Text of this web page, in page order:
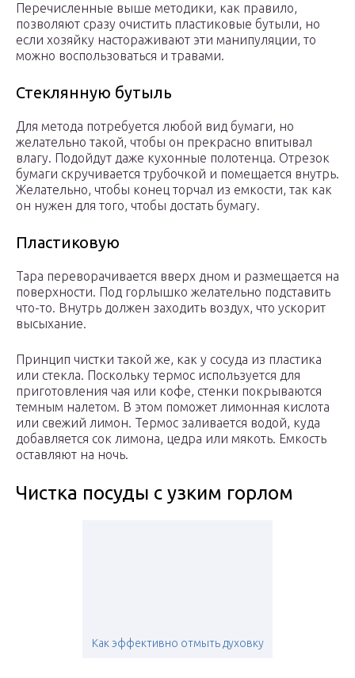
Перечисленные выше методики, как правило,
позволяют сразу очистить пластиковые бутыли, но
если хозяйку настораживают эти манипуляции, то
можно воспользоваться и травами.
Стеклянную бутыль
Для метода потребуется любой вид бумаги, но
желательно такой, чтобы он прекрасно впитывал
влагу. Подойдут даже кухонные полотенца. Отрезок
бумаги скручивается трубочкой и помещается внутрь.
Желательно, чтобы конец торчал из емкости, так как
он нужен для того, чтобы достать бумагу.
Пластиковую
Тара переворачивается вверх дном и размещается на
поверхности. Под горлышко желательно подставить
что-то. Внутрь должен заходить воздух, что ускорит
высыхание.
Принцип чистки такой же, как у сосуда из пластика
или стекла. Поскольку термос используется для
приготовления чая или кофе, стенки покрываются
темным налетом. В этом поможет лимонная кислота
или свежий лимон. Термос заливается водой, куда
добавляется сок лимона, цедра или мякоть. Емкость
оставляют на ночь.
Чистка посуды с узким горлом
Как эффективно отмыть духовку